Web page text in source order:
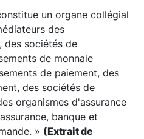
un organe collégial
des
des sociétés de
de monnaie
de paiement, des
des sociétés de
organismes d'assurance
banque et
» (Extrait de